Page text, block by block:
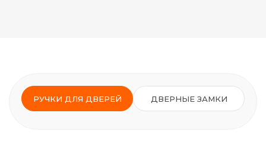
РУЧКИ ДЛЯ ДВЕРЕЙ ДВЕРНЫЕ ЗАМКИ